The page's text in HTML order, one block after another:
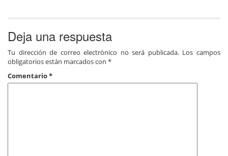
Deja una respuesta
Tu dirección de correo electrónico no será publicada. Los campos
obligatorios están marcados con *
Comentario*